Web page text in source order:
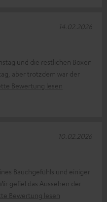
und die restlichen Boxen
aber trotzdem war der
Bewertung lesen
14.02.2026
Bauchgefühls und einiger
gefiel das Aussehen der
Bewertung lesen
10.02.2026